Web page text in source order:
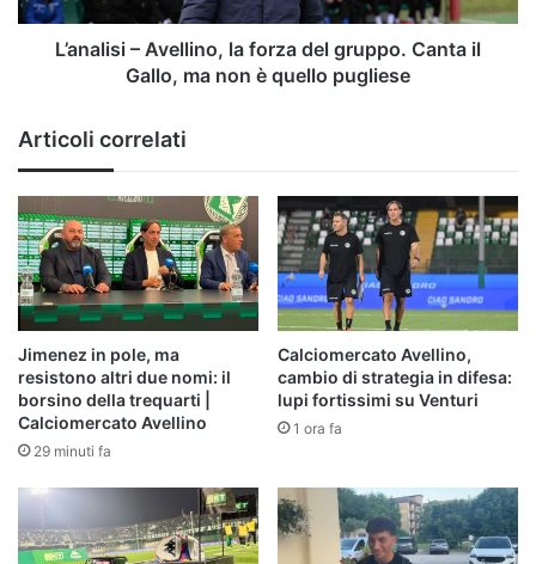
il
Gallo,
quello
pugliese
L’analisi – Avellino, la forza del gruppo. Canta il
Gallo, ma non è quello pugliese
Articoli correlati
Jimenez in pole, ma
resistono altri due nomi: il
borsino della trequarti |
Calciomercato Avellino
29 minuti fa
Calciomercato Avellino,
cambio di strategia in difesa:
lupi fortissimi su Venturi
1 ora fa